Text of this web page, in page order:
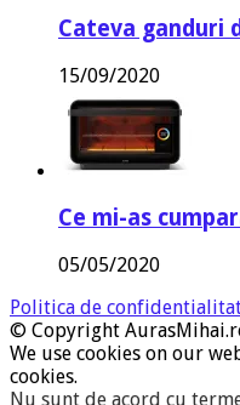
Cateva ganduri
15/09/2020
Ce mi-as
05/05/2020
Politica de
© Copyright
We use cookies on our
cookies.
Nu sunt de acord cu